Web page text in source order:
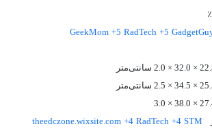
100٪
GeekMom +5 RadTech +5
× 2.0 سانتی‌متر
× 2.5 سانتی‌متر
27.4 × 38.0 × 3.0
theedczone.wixsite.com +4 RadTech +4 STM